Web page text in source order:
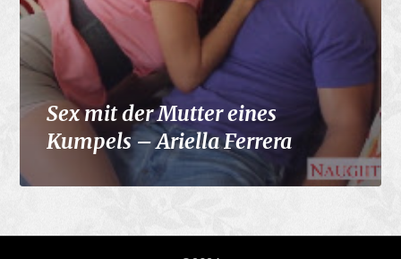
Sex mit der Mutter eines
Kumpels – Ariella Ferrera